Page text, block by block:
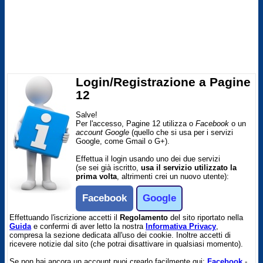
Login/Registrazione a Pagine
12
Salve!
Per l'accesso, Pagine 12 utilizza o Facebook o un
account Google (quello che si usa per i servizi
Google, come Gmail o G+).
Effettua il login usando uno dei due servizi
(se sei già iscritto, usa il servizio utilizzato la
prima volta, altrimenti crei un nuovo utente):
Facebook Google
Effettuando l'iscrizione accetti il Regolamento del sito riportato nella
Guidae confermi di aver letto la nostra Informativa Privacy,
compresa la sezione dedicata all'uso dei cookie. Inoltre accetti di
ricevere notizie dal sito (che potrai disattivare in qualsiasi momento).